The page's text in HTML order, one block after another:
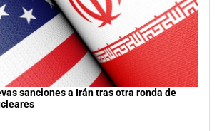
sanciones a Irán tras otra ronda de